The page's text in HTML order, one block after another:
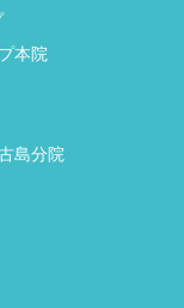
本院
島分院